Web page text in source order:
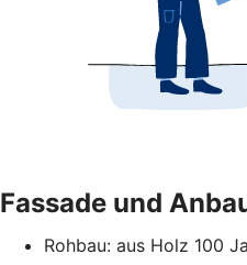
Fassade und
Rohbau: aus Holz 100